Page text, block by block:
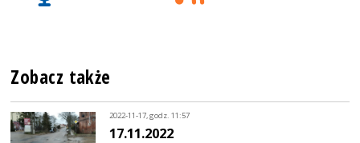
Zobacz także
2022-11-17, godz. 11:57
17.11.2022